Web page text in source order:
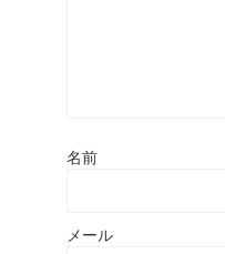
名前
メール